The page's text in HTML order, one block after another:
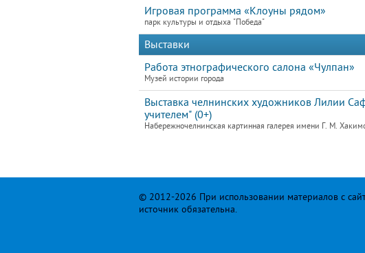
Игровая программа «Клоуны рядом»
парк культуры и отдыха "Победа"
Выставки
Работа этнографического салона «Чулпан»
Музей истории города
Выставка челнинских художников Лилии
учителем" (0+)
Набережночелнинская картинная галерея имени Г. М.
© 2012-2026 При использовании материалов с
источник обязательна.